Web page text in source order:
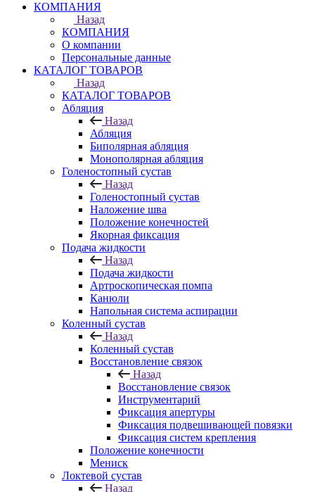
КОМПАНИЯ
Назад
КОМПАНИЯ
О компании
Персональные данные
КАТАЛОГ ТОВАРОВ
Назад
КАТАЛОГ ТОВАРОВ
Абляция
Назад
Абляция
Биполярная абляция
Монополярная абляция
Голеностопный сустав
Назад
Голеностопный сустав
Наложение шва
Положение конечностей
Якорная фиксация
Подача жидкости
Назад
Подача жидкости
Артроскопическая помпа
Канюли
Напольная система аспирации
Коленный сустав
Назад
Коленный сустав
Восстановление связок
Назад
Восстановление связок
Инструментарий
Фиксация апертуры
Фиксация подвешивающей повязки
Фиксация систем крепления
Положение конечности
Мениск
Локтевой сустав
Назад